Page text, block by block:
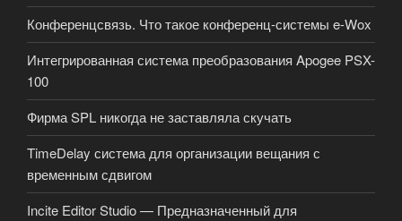
Конференцсвязь. Что такое конференц-системы e-Wox
Интегрированная система преобразования Apogee PSX-
100
Фирма SPL никогда не заставляла скучать
TimeDelay система для организации вещания с
временным сдвигом
Incite Editor Studio — Предназначенный для